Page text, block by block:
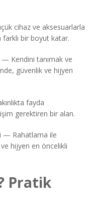
cihaz ve aksesuarlarla
farklı bir boyut katar.
Kendini tanımak ve
güvenlik ve hijyen
fayda
gerektiren bir alan.
— Rahatlama ile
ve hijyen en öncelikli
Pratik